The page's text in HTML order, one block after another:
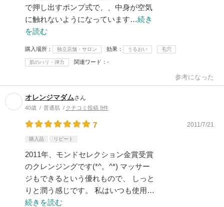
で押し出すポンプ式で、、中身が空気
に触れないようになっています…続き
を読む
購入場所 独立店舗・サロン 効果 うるおい 毛穴
肌のハリ・弾力 関連ワード -
参考になった
オレンジマダムさん
40歳 普通肌 クチコミ投稿 9件
7 2011/7/21
購入品 リピート
2011年、モンドセレクション金賞受賞
のクレンジングです(*^。^*) マッサー
ジもできるという優れもので、 しっと
りと潤う感じです。 私はいつも使用…
続きを読む